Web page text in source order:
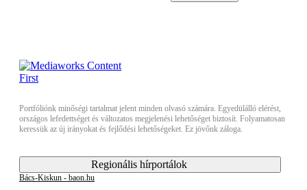
Portfóliónk minőségi tartalmat jelent minden olvasó számára. Egyedülálló elérést,
országos lefedettséget és változatos megjelenési lehetőséget biztosít. Folyamatosan
keressük az új irányokat és fejlődési lehetőségeket. Ez jövőnk záloga.
Regionális hírportálok
Bács-Kiskun - baon.hu